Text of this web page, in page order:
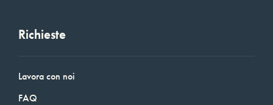
Richieste
Lavora con noi
FAQ